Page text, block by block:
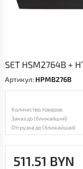
SET HSM2764B +
Артикул: HPMB276B
Количество товаров:
Заказ до (ближайший)
Отгрузка до (ближайшая)
511.51 BYN